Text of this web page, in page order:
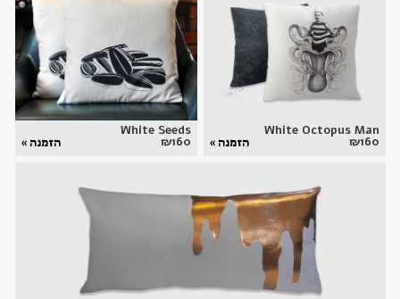
White Octopus Man
₪160 הזמנה »
White Seeds
₪160 הזמנה »